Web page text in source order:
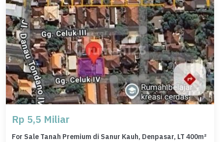
Rp 5,5 Miliar
For Sale Tanah Premium di Sanur Kauh, Denpasar, LT 400m²